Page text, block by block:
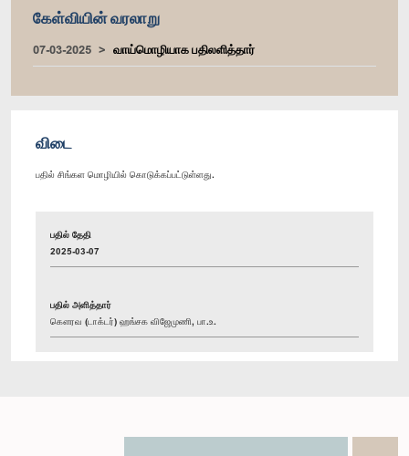
கேள்வியின் வரலாறு
07-03-2025 வாய்மொழியாக பதிலளித்தார்
விடை
பதில் சிங்கள மொழியில் கொடுக்கப்பட்டுள்ளது.
பதில் தேதி
2025-03-07
பதில் அளித்தார்
கௌரவ (டாக்டர்) ஹங்சக விஜேமுணி, பா.உ.